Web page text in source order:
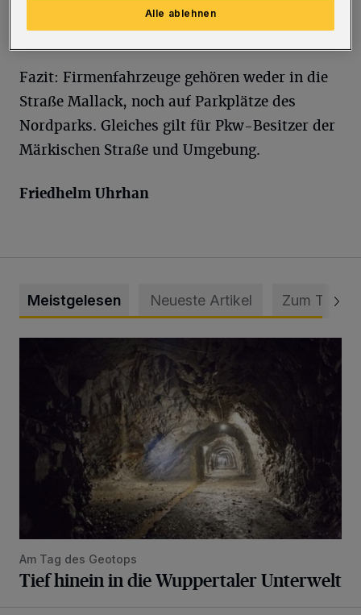
500.000 Euro fällig, welche aus Steuergeldern
finanziert werden müssten.
Fazit: Firmenfahrzeuge gehören weder in die
Straße Mallack, noch auf Parkplätze des
Nordparks. Gleiches gilt für Pkw-Besitzer der
Märkischen Straße und Umgebung.
Friedhelm Uhrhan
Meistgelesen Neueste Artikel Zum Thema
Am Tag des Geotops
Tief hinein in die Wuppertaler Unterwelt
Alle ablehnen